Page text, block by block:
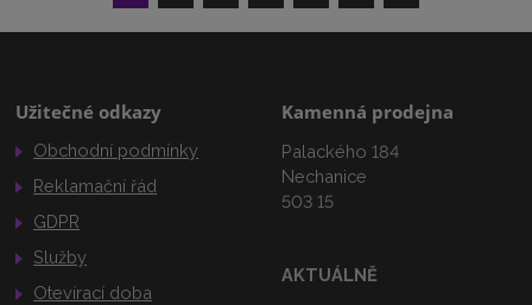
Užitečné odkazy
Obchodní podmínky
Reklamační řád
GDPR
Služby
Otevírací doba
Kamenná prodejna
Palackého 184
Nechanice
503 15
AKTUÁLNĚ